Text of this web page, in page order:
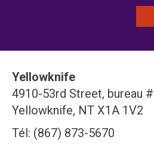
Yellowknife
4910-53rd Street, bureau
Yellowknife, NT X1A 1V2
Tél: (867) 873-5670